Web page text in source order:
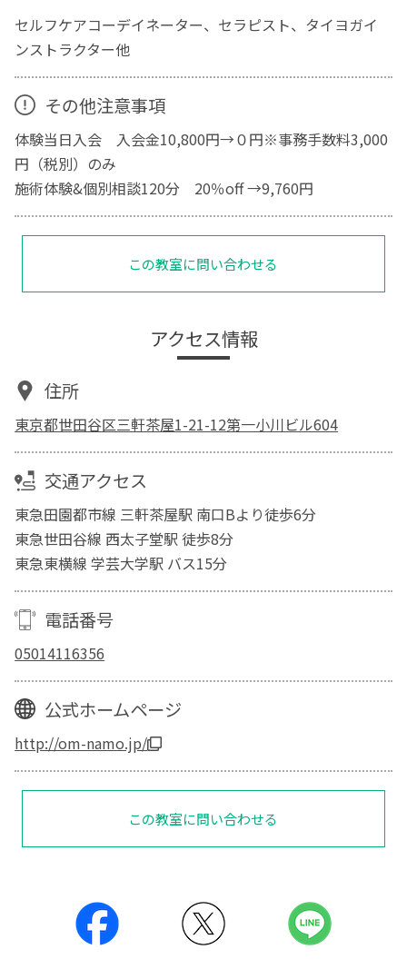
セルフケアコーデイネーター、セラピスト、タイヨガイ
ンストラクター他
その他注意事項
体験当日入会 入会金10,800円→０円※事務手数料3,000
円（税別）のみ
施術体験&個別相談120分 20％off →9,760円
この教室に問い合わせる
アクセス情報
住所
東京都世田谷区三軒茶屋1-21-12第一小川ビル604
交通アクセス
東急田園都市線 三軒茶屋駅 南口Bより徒歩6分
東急世田谷線 西太子堂駅 徒歩8分
東急東横線 学芸大学駅 バス15分
電話番号
05014116356
公式ホームページ
http://om-namo.jp/
この教室に問い合わせる